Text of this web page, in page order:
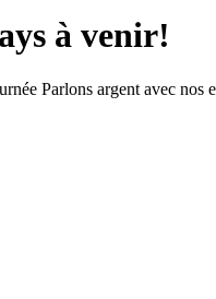
à venir!
Parlons argent avec nos